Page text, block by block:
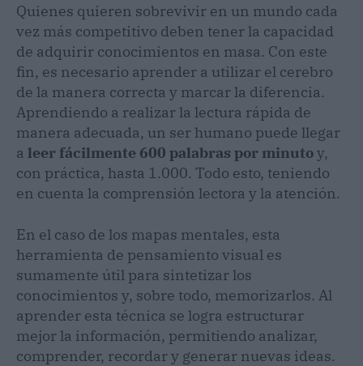
Quienes quieren sobrevivir en un mundo cada
vez más competitivo deben tener la capacidad
de adquirir conocimientos en masa. Con este
fin, es necesario aprender a utilizar el cerebro
de la manera correcta y marcar la diferencia.
Aprendiendo a realizar la lectura rápida de
manera adecuada, un ser humano puede llegar
a leer fácilmente 600 palabras por minutoy,
con práctica, hasta 1.000. Todo esto, teniendo
en cuenta la comprensión lectora y la atención.
En el caso de los mapas mentales, esta
herramienta de pensamiento visual es
sumamente útil para sintetizar los
conocimientos y, sobre todo, memorizarlos. Al
aprender esta técnica se logra estructurar
mejor la información, permitiendo analizar,
comprender, recordar y generar nuevas ideas.